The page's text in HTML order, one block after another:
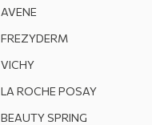
AVENE
FREZYDERM
VICHY
LA ROCHE POSAY
BEAUTY SPRING